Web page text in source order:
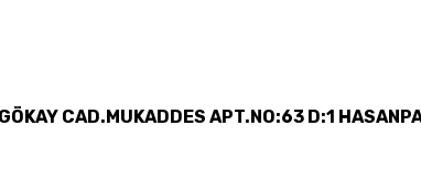
CAD.MUKADDES APT.NO:63 D:1